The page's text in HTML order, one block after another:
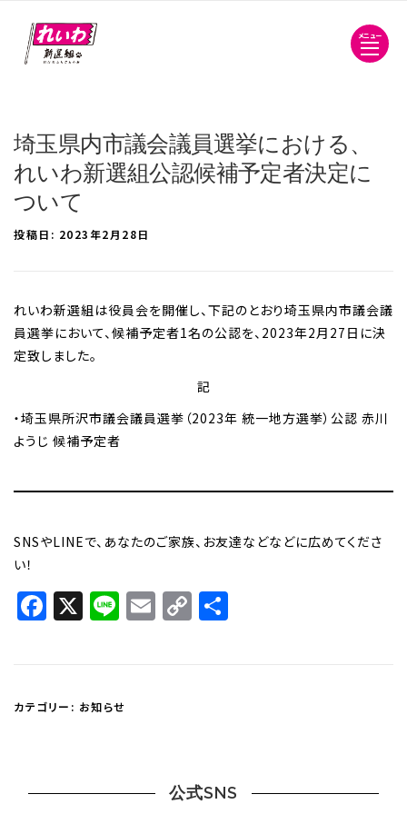
メニュー
埼玉県内市議会議員選挙における、
れいわ新選組公認候補予定者決定に
ついて
投稿日: 2023年2月28日
れいわ新選組は役員会を開催し、下記のとおり埼玉県内市議会議
員選挙において、候補予定者1名の公認を、2023年2月27日に決
定致しました。
記
・埼玉県所沢市議会議員選挙（2023年 統一地方選挙）公認 赤川
ようじ 候補予定者
SNSやLINEで、あなたのご家族、お友達などなどに広めてくださ
い！
Facebook
X LineEmail
Copy
Link
カテゴリー: お知らせ
公式SNS